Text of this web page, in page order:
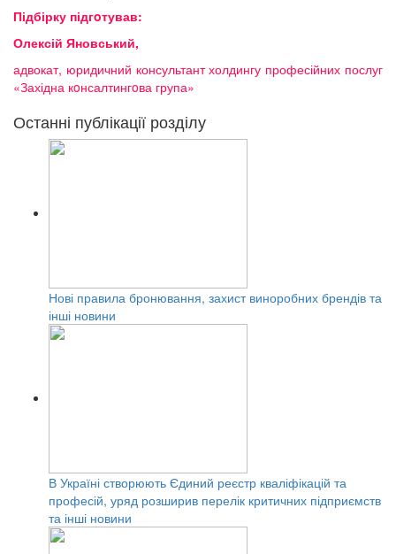
Підбірку підгoтував:
Олексій Яновський,
адвокат, юридичний консультант холдингу професійних послуг
«Західна кoнсалтингoва група»
Останні публікації розділу
Нові правила бронювання, захист виноробних брендів та
інші новини
В Україні створюють Єдиний реєстр кваліфікацій та
професій, уряд розширив перелік критичних підприємств
та інші новини